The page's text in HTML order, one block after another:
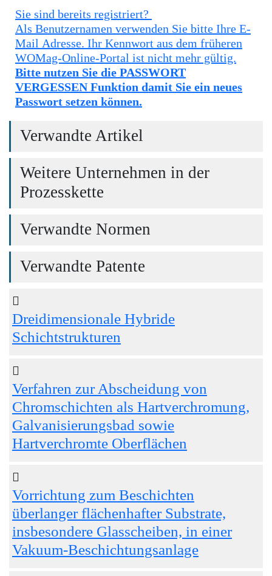
Sie sind bereits registriert?
Als Benutzernamen verwenden Sie bitte Ihre E-
Mail Adresse. Ihr Kennwort aus dem früheren
WOMag-Online-Portal ist nicht mehr gültig.
Bitte nutzen Sie die PASSWORT
VERGESSEN Funktion damit Sie ein neues
Passwort setzen können.
Verwandte Artikel
Weitere Unternehmen in der
Prozesskette
Verwandte Normen
Verwandte Patente
Dreidimensionale Hybride
Schichtstrukturen
Verfahren zur Abscheidung von
Chromschichten als Hartverchromung,
Galvanisierungsbad sowie
Hartverchromte Oberflächen
Vorrichtung zum Beschichten
überlanger flächenhafter Substrate,
insbesondere Glasscheiben, in einer
Vakuum-Beschichtungsanlage